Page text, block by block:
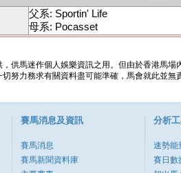
父系: Sportin' Life
母系: Pocasset
供馬迷作個人娛樂資訊之用。但由於香港馬
努力務求有關資料盡可能準確，馬會就此並
賽馬消息及資訊
賽馬消息
賽馬新聞資料庫
分析
速勢能
賽日數